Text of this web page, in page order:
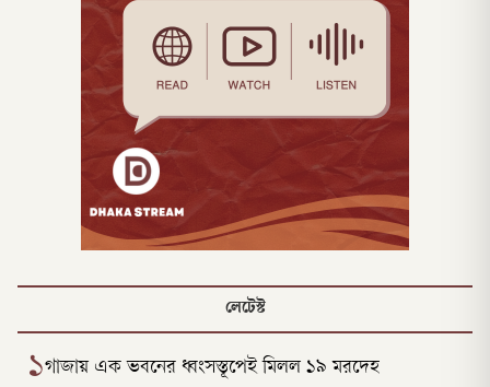
লেটেস্ট
১গাজায় এক ভবনের ধ্বংসস্তূপেই মিলল ১৯ মরদেহ